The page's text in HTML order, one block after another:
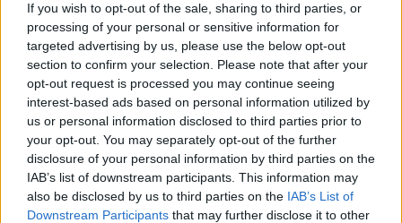
If you wish to opt-out of the sale, sharing to third parties, or
processing of your personal or sensitive information for
targeted advertising by us, please use the below opt-out
section to confirm your selection. Please note that after your
opt-out request is processed you may continue seeing
interest-based ads based on personal information utilized by
us or personal information disclosed to third parties prior to
your opt-out. You may separately opt-out of the further
disclosure of your personal information by third parties on the
IAB’s list of downstream participants. This information may
also be disclosed by us to third parties on the IAB’s List of
Downstream Participants that may further disclose it to other
Και συμπληρώνει πως «Όπως τόνισε ο
Υπουργός, κ. Νότης Μηταράκης, κατά τις
προγραμματικές δηλώσεις, με δεδομένο ότι
η κατάσταση στα ελληνικά Πανεπιστήμια
είναι βελτιωμένη,επανεξετάζεται διαρκώς ο
τρόπος συμβολήςτης ΕΛ.ΑΣ. στην ασφάλεια
των ΑΕΙ, πάντα σε συνεργασία με τις
πανεπιστημιακές αρχές, διαμορφώνοντας
συγκεκριμένο σχέδιο ανά ίδρυμα, που θα